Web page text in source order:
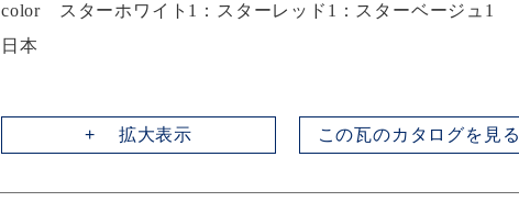
color スターホワイト1：スターレッド1：スターベージュ1
日本
拡大表示 この瓦のカタログを見る